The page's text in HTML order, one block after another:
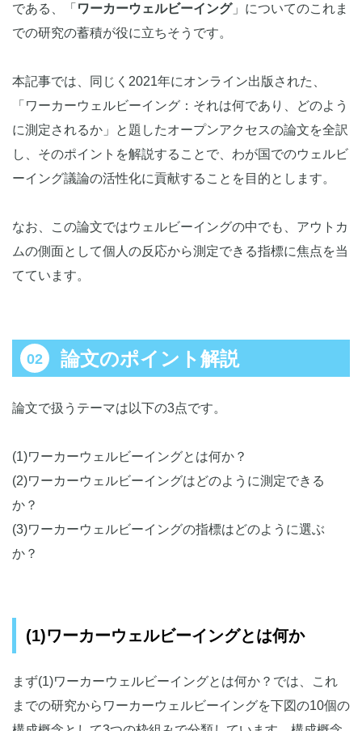
である、「 ワーカーウェルビーイング」についてのこれま
での研究の蓄積が役に立ちそうです。
本記事では、同じく2021年にオンライン出版された、
「ワーカーウェルビーイング：それは何であり、どのよう
に測定されるか」と題したオープンアクセスの論文を全訳
し、そのポイントを解説することで、わが国でのウェルビ
ーイング議論の活性化に貢献することを目的とします。
なお、この論文ではウェルビーイングの中でも、アウトカ
ムの側面として個人の反応から測定できる指標に焦点を当
てています。
論文のポイント解説
論文で扱うテーマは以下の3点です。
(1)ワーカーウェルビーイングとは何か？
(2)ワーカーウェルビーイングはどのように測定できる
か？
(3)ワーカーウェルビーイングの指標はどのように選ぶ
か？
(1)ワーカーウェルビーイングとは何か
まず(1)ワーカーウェルビーイングとは何か？では、これ
までの研究からワーカーウェルビーイングを下図の10個の